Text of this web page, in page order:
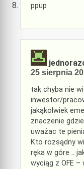
ppup
25 sierpnia
tak chyba nie
inwestor/
jakąkolwiek
znaczenie
uważac te
Kto rozsądny
ręka w góre ..
wyciąg z OFE